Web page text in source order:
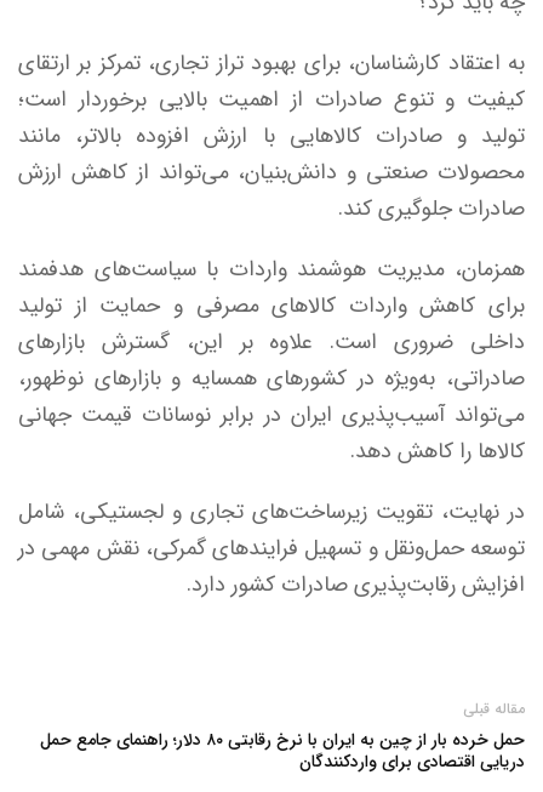
به اعتقاد کارشناسان، برای بهبود تراز تجاری، تمرکز بر ارتقای
کیفیت و تنوع صادرات از اهمیت بالایی برخوردار است؛
تولید و صادرات کالاهایی با ارزش افزوده بالاتر، مانند
محصولات صنعتی و دانش‌بنیان، می‌تواند از کاهش ارزش
صادرات جلوگیری کند.
همزمان، مدیریت هوشمند واردات با سیاست‌های هدفمند
برای کاهش واردات کالاهای مصرفی و حمایت از تولید
داخلی ضروری است. علاوه بر این، گسترش بازارهای
صادراتی، به‌ویژه در کشورهای همسایه و بازارهای نوظهور،
می‌تواند آسیب‌پذیری ایران در برابر نوسانات قیمت جهانی
کالاها را کاهش دهد.
در نهایت، تقویت زیرساخت‌های تجاری و لجستیکی، شامل
توسعه حمل‌ونقل و تسهیل فرایندهای گمرکی، نقش مهمی در
افزایش رقابت‌پذیری صادرات کشور دارد.
مقاله قبلی
حمل خرده بار از چین به ایران با نرخ رقابتی ۸۰ دلار؛ راهنمای جامع حمل
دریایی اقتصادی برای واردکنندگان